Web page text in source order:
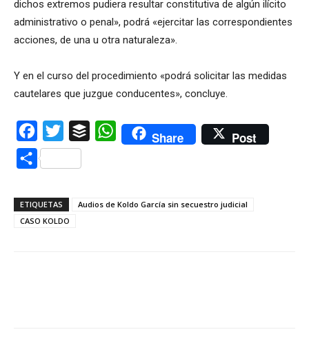
dichos extremos pudiera resultar constitutiva de algún ilícito
administrativo o penal», podrá «ejercitar las correspondientes
acciones, de una u otra naturaleza».
Y en el curso del procedimiento «podrá solicitar las medidas
cautelares que juzgue conducentes», concluye.
Facebook
Twitter Buffer WhatsAppShare Post
Compartir
ETIQUETAS
Audios de Koldo García sin secuestro judicial
CASO KOLDO